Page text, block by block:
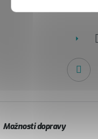
Možnosti dopravy